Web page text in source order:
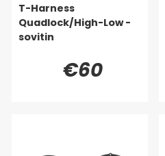
T-Harness
Quadlock/High-Low -
sovitin
€60